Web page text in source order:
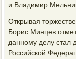
и Владимир
Открывая
Борис Минцев
данному делу стал
Российской